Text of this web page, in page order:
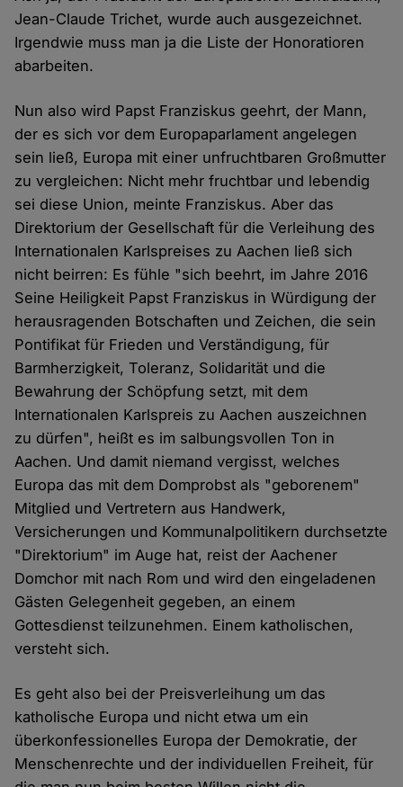
Jean-Claude Trichet, wurde auch ausgezeichnet.
Irgendwie muss man ja die Liste der Honoratioren
abarbeiten.
Nun also wird Papst Franziskus geehrt, der Mann,
der es sich vor dem Europaparlament angelegen
sein ließ, Europa mit einer unfruchtbaren Großmutter
zu vergleichen: Nicht mehr fruchtbar und lebendig
sei diese Union, meinte Franziskus. Aber das
Direktorium der Gesellschaft für die Verleihung des
Internationalen Karlspreises zu Aachen ließ sich
nicht beirren: Es fühle "sich beehrt, im Jahre 2016
Seine Heiligkeit Papst Franziskus in Würdigung der
herausragenden Botschaften und Zeichen, die sein
Pontifikat für Frieden und Verständigung, für
Barmherzigkeit, Toleranz, Solidarität und die
Bewahrung der Schöpfung setzt, mit dem
Internationalen Karlspreis zu Aachen auszeichnen
zu dürfen", heißt es im salbungsvollen Ton in
Aachen. Und damit niemand vergisst, welches
Europa das mit dem Domprobst als "geborenem"
Mitglied und Vertretern aus Handwerk,
Versicherungen und Kommunalpolitikern durchsetzte
"Direktorium" im Auge hat, reist der Aachener
Domchor mit nach Rom und wird den eingeladenen
Gästen Gelegenheit gegeben, an einem
Gottesdienst teilzunehmen. Einem katholischen,
versteht sich.
Es geht also bei der Preisverleihung um das
katholische Europa und nicht etwa um ein
überkonfessionelles Europa der Demokratie, der
Menschenrechte und der individuellen Freiheit, für